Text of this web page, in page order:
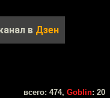
в Дзен
всего: 474, Goblin: 20